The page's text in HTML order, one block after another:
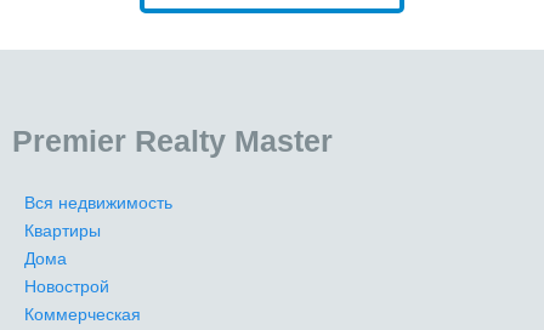
Premier Realty Master
Вся недвижимость
Квартиры
Дома
Новострой
Коммерческая